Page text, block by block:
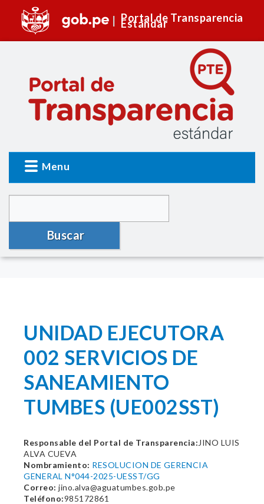
Portal de Transparencia
Estándar
Menu
Buscar
UNIDAD EJECUTORA
002 SERVICIOS DE
SANEAMIENTO
TUMBES (UE002SST)
Responsable del Portal de Transparencia: JINO LUIS
ALVA CUEVA
Nombramiento: RESOLUCION DE GERENCIA
GENERAL N°044-2025-UESST/GG
Correo: jino.alva@aguatumbes.gob.pe
Teléfono:985172861